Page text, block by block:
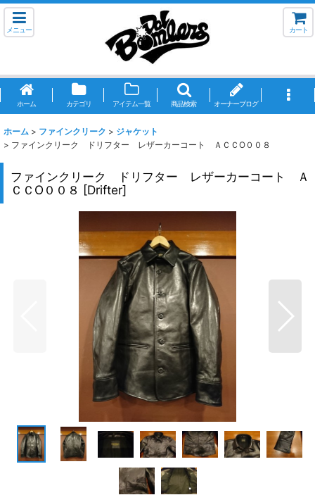
メニュー カート
ホーム カテゴリ アイテム一覧 商品検索 オーナーブログ
ホーム > ファインクリーク > ジャケット
> ファインクリーク ドリフター レザーカーコート ＡＣＣO００８
ファインクリーク ドリフター レザーカーコート Ａ
ＣＣO００８ [Drifter]